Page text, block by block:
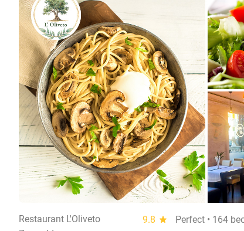
Restaurant L'Oliveto 9.8 star
Perfect • 164